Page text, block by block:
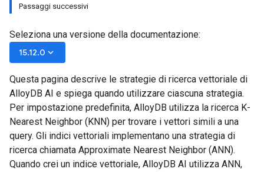
Passaggi successivi
Seleziona una versione della documentazione:
15.12.0 keyboard_arrow_down
Questa pagina descrive le strategie di ricerca vettoriale di
AlloyDB AI e spiega quando utilizzare ciascuna strategia.
Per impostazione predefinita, AlloyDB utilizza la ricerca K-
Nearest Neighbor (KNN) per trovare i vettori simili a una
query. Gli indici vettoriali implementano una strategia di
ricerca chiamata Approximate Nearest Neighbor (ANN).
Quando crei un indice vettoriale, AlloyDB AI utilizza ANN,